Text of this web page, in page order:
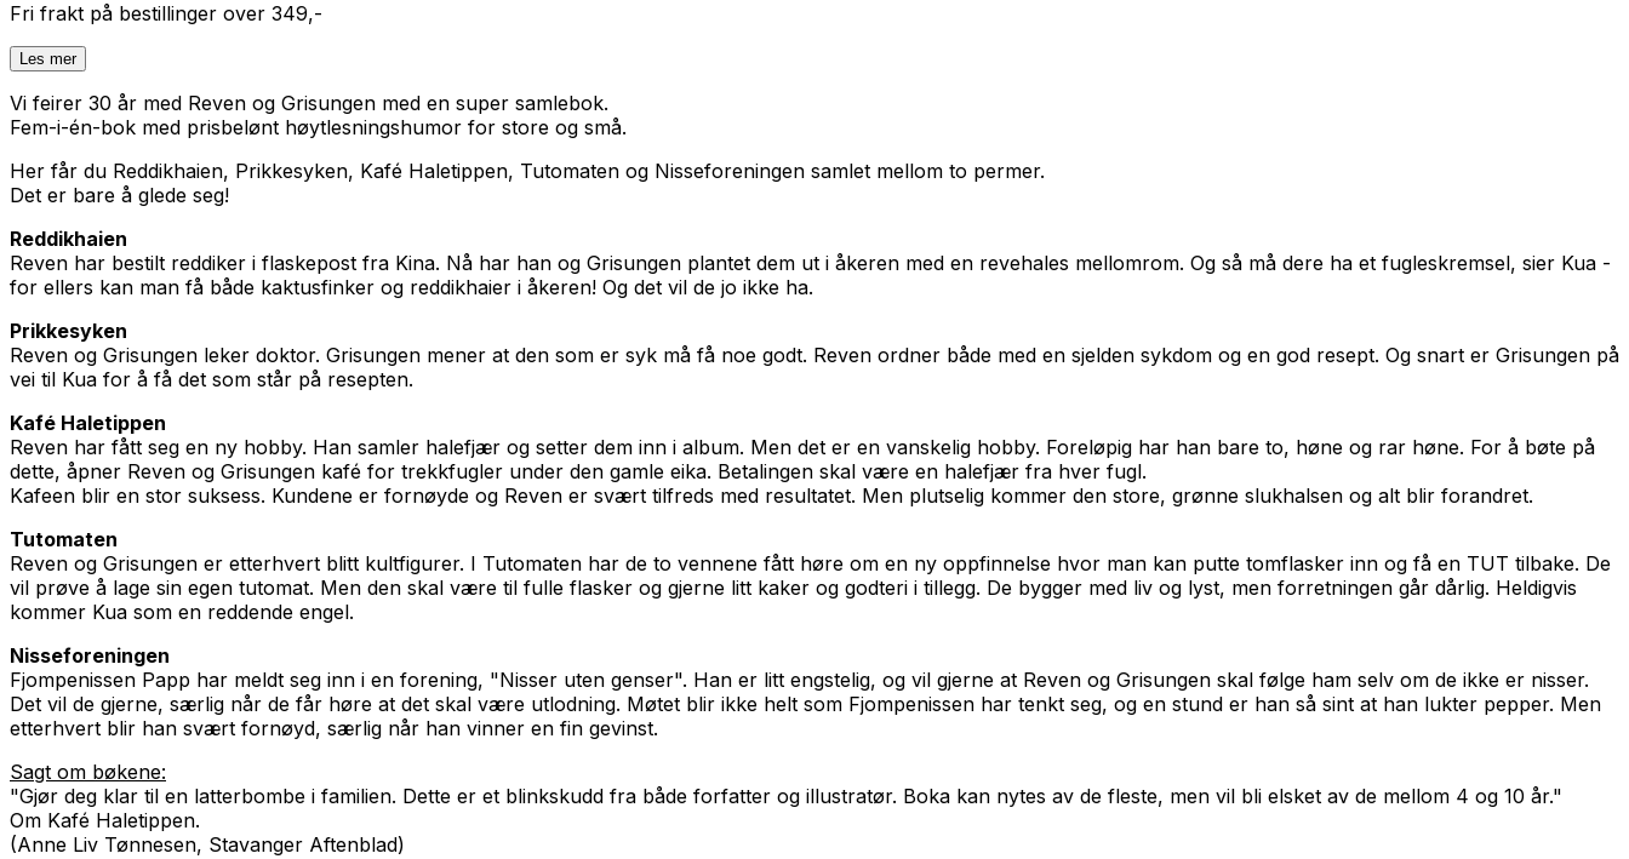
Fri frakt på bestillinger over 349,-
Les mer
Vi feirer 30 år med Reven og Grisungen med en super samlebok.
Fem-i-én-bok med prisbelønt høytlesningshumor for store og små.
Her får du Reddikhaien, Prikkesyken, Kafé Haletippen, Tutomaten og Nisseforeningen samlet mellom to permer.
Det er bare å glede seg!
Reddikhaien
Reven har bestilt reddiker i flaskepost fra Kina. Nå har han og Grisungen plantet dem ut i åkeren med en revehales mellomrom. Og så må dere ha et fugleskremsel, sier Kua -
for ellers kan man få både kaktusfinker og reddikhaier i åkeren! Og det vil de jo ikke ha.
Prikkesyken
Reven og Grisungen leker doktor. Grisungen mener at den som er syk må få noe godt. Reven ordner både med en sjelden sykdom og en god resept. Og snart er Grisungen på
vei til Kua for å få det som står på resepten.
Kafé Haletippen
Reven har fått seg en ny hobby. Han samler halefjær og setter dem inn i album. Men det er en vanskelig hobby. Foreløpig har han bare to, høne og rar høne. For å bøte på
dette, åpner Reven og Grisungen kafé for trekkfugler under den gamle eika. Betalingen skal være en halefjær fra hver fugl.
Kafeen blir en stor suksess. Kundene er fornøyde og Reven er svært tilfreds med resultatet. Men plutselig kommer den store, grønne slukhalsen og alt blir forandret.
Tutomaten
Reven og Grisungen er etterhvert blitt kultfigurer. I Tutomaten har de to vennene fått høre om en ny oppfinnelse hvor man kan putte tomflasker inn og få en TUT tilbake. De
vil prøve å lage sin egen tutomat. Men den skal være til fulle flasker og gjerne litt kaker og godteri i tillegg. De bygger med liv og lyst, men forretningen går dårlig. Heldigvis
kommer Kua som en reddende engel.
Nisseforeningen
Fjompenissen Papp har meldt seg inn i en forening, "Nisser uten genser". Han er litt engstelig, og vil gjerne at Reven og Grisungen skal følge ham selv om de ikke er nisser.
Det vil de gjerne, særlig når de får høre at det skal være utlodning. Møtet blir ikke helt som Fjompenissen har tenkt seg, og en stund er han så sint at han lukter pepper. Men
etterhvert blir han svært fornøyd, særlig når han vinner en fin gevinst.
Sagt om bøkene:
"Gjør deg klar til en latterbombe i familien. Dette er et blinkskudd fra både forfatter og illustratør. Boka kan nytes av de fleste, men vil bli elsket av de mellom 4 og 10 år."
Om Kafé Haletippen.
(Anne Liv Tønnesen, Stavanger Aftenblad)